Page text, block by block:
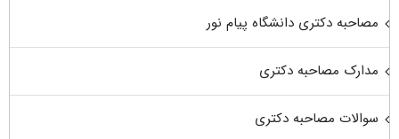
مصاحبه دکتری دانشگاه پیام نور
مدارک مصاحبه دکتری
سوالات مصاحبه دکتری